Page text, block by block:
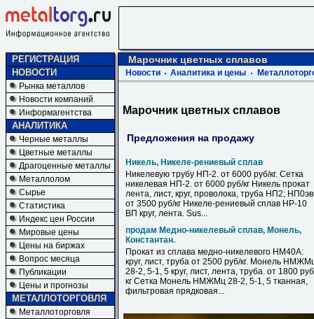
РЕГИСТРАЦИЯ
НОВОСТИ
Рынка металлов
Новости компаний
Информагентства
АНАЛИТИКА
Черные металлы
Цветные металлы
Драгоценные металлы
Металлолом
Сырье
Статистика
Индекс цен России
Мировые цены
Цены на биржах
Вопрос месяца
Публикации
Цены и прогнозы
МЕТАЛЛОТОРГОВЛЯ
Металлоторговля
Марочник цветных сплавов
Новости Аналитика и цены
Марочник цветных сплавов
Предложения на продажу
Никель, Никеле-рениевый сплав
Никелевую трубу НП-2. от 6000 руб/кг. Сетка
никелевая НП-2. от 6000 руб/кг Никель прокат
лента, лист, круг, проволока, труба НП2;
от 3500 руб/кг Никеле-рениевый сплав НР-10
ВП круг, лента. Sus...
продам Медно-никелевый сплав, Монель,
Константан.
Прокат из сплава медно-никелевого НМ40А:
круг, лист, труба от 2500 руб/кг. Монель
28-2, 5-1, 5 круг, лист, лента, труба. от 1800
кг Сетка Монель НМЖМц 28-2, 5-1, 5 тканная,
фильтровая прядковая...